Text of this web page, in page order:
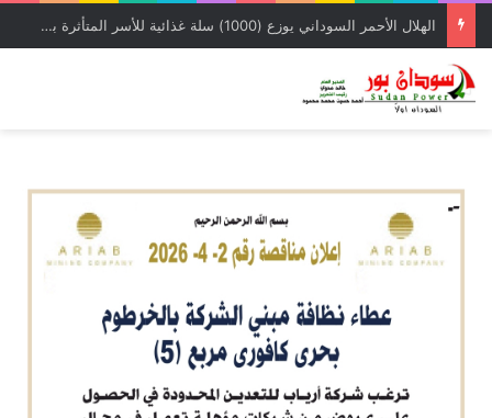
الهلال الأحمر السوداني يوزع (1000) سلة غذائية للأسر المتأثرة بالحرب بمحلية شرق النيل